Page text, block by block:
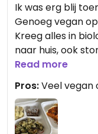
Ik was erg blij
Genoeg vegan
Kreeg alles in
naar huis, ook
de verpakking
keer hier wat
was erg lekker.
Read more
Pros:Veel vegan